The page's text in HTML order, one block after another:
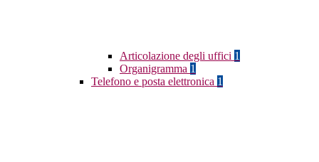
Articolazione degli uffici 1
Organigramma 1
Telefono e posta elettronica 1